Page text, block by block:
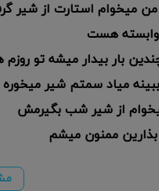
من میخوام استارت از شیر
هست
بار بیدار میشه تو روزم
ببینه میاد سمتم ‌شیر میخوره
از شیر شب بگیرمش
ممنون میشم